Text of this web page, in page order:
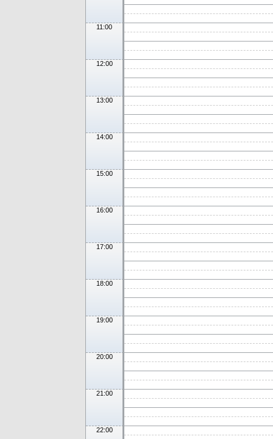
11:00
12:00
13:00
14:00
15:00
16:00
17:00
18:00
19:00
20:00
21:00
22:00